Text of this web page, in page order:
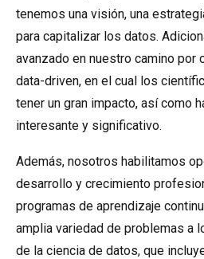
tenemos una visión, una
para capitalizar los datos.
avanzado en nuestro camino por
data-driven, en el cual los
tener un gran impacto, así como
interesante y significativo.
Además, nosotros habilitamos
desarrollo y crecimiento
programas de aprendizaje
amplia variedad de problemas a
de la ciencia de datos, que